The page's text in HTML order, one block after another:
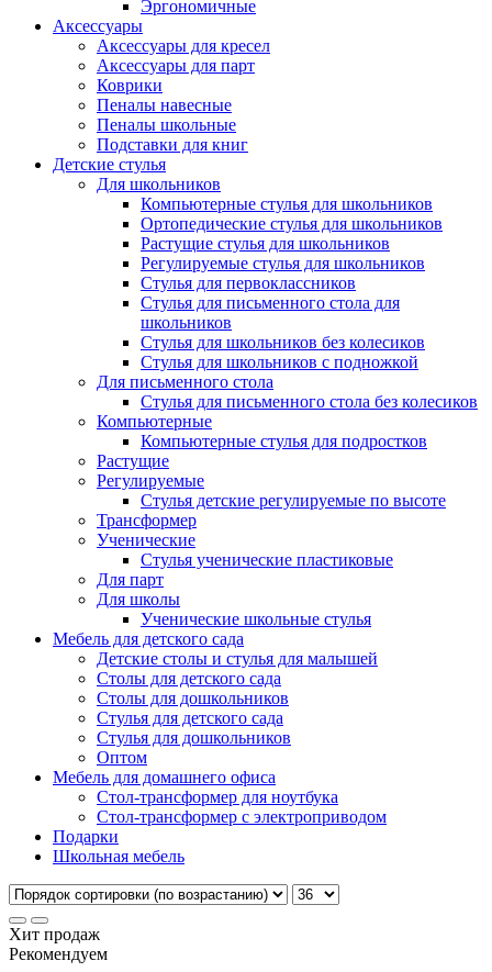
Эргономичные
Аксессуары
Аксессуары для кресел
Аксессуары для парт
Коврики
Пеналы навесные
Пеналы школьные
Подставки для книг
Детские стулья
Для школьников
Компьютерные стулья для школьников
Ортопедические стулья для школьников
Растущие стулья для школьников
Регулируемые стулья для школьников
Стулья для первоклассников
Стулья для письменного стола для
школьников
Стулья для школьников без колесиков
Стулья для школьников с подножкой
Для письменного стола
Стулья для письменного стола без колесиков
Компьютерные
Компьютерные стулья для подростков
Растущие
Регулируемые
Стулья детские регулируемые по высоте
Трансформер
Ученические
Стулья ученические пластиковые
Для парт
Для школы
Ученические школьные стулья
Мебель для детского сада
Детские столы и стулья для малышей
Столы для детского сада
Столы для дошкольников
Стулья для детского сада
Стулья для дошкольников
Оптом
Мебель для домашнего офиса
Стол-трансформер для ноутбука
Стол-трансформер с электроприводом
Подарки
Школьная мебель
Хит продаж
Рекомендуем